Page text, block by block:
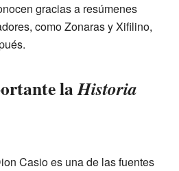
gracias a resúmenes
como Zonaras y Xifilino,
laHistoria
Casio es una de las fuentes